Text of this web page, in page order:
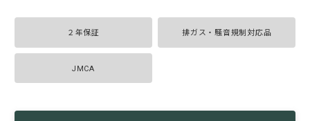
２年保証 排ガス・騒音規制対応品
JMCA